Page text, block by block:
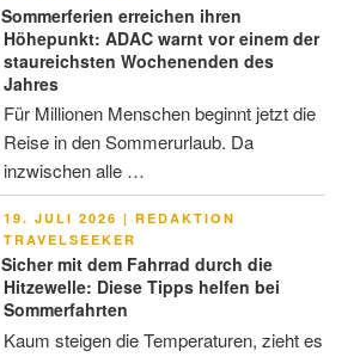
Sommerferien erreichen ihren
Höhepunkt: ADAC warnt vor einem der
staureichsten Wochenenden des
Jahres
Für Millionen Menschen beginnt jetzt die
Reise in den Sommerurlaub. Da
inzwischen alle …
VERÖFFENTLICHT
AM
19. JULI 2026 | REDAKTION
TRAVELSEEKER
Sicher mit dem Fahrrad durch die
Hitzewelle: Diese Tipps helfen bei
Sommerfahrten
Kaum steigen die Temperaturen, zieht es